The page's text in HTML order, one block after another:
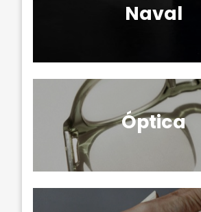
Naval
Óptica